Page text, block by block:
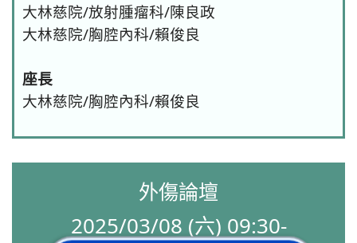
大林慈院/放射腫瘤科/陳良政
大林慈院/胸腔內科/賴俊良
座長
大林慈院/胸腔內科/賴俊良
外傷論壇
2025/03/08 (六) 09:30-